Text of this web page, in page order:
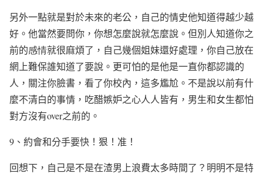
另外一點就是對於未來的老公，自己的情史他知道得越少越
好。他當然要問你，你想怎麼說就怎麼說。但別人知道你之
前的感情就很麻煩了，自己幾個姐妹還好處理，你自己放在
網上難保誰知道了要說。更可怕的是他是一直你都認識的
人，關注你臉書，看了你校內，這多尷尬。不是說以前有什
麼不清白的事情，吃醋嫉妒之心人人皆有，男生和女生都怕
對方沒有over之前的。
9 、約會和分手要快！狠！准！
回想下，自己是不是在渣男上浪費太多時間了？明明不是特